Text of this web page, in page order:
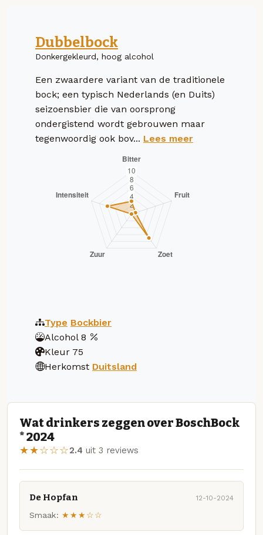
Dubbelbock
Donkergekleurd, hoog alcohol
Een zwaardere variant van de traditionele
bock; een typisch Nederlands (en Duits)
seizoensbier die van oorsprong
ondergistend wordt gebrouwen maar
tegenwoordig ook bov... Lees meer
Type Bockbier
Alcohol 8
Kleur 75
Herkomst Duitsland
Wat drinkers zeggen over BoschBock
* 2024
★★☆☆☆2.4 uit 3 reviews
De Hopfan 12-10-2024
Smaak: ★★★☆☆